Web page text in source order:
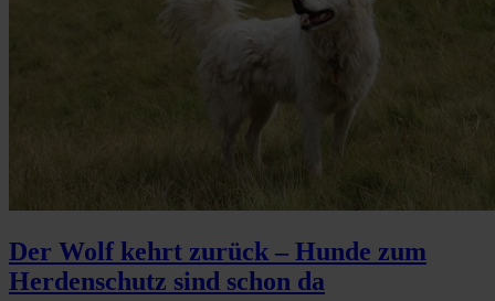
Der Wolf kehrt zurück – Hunde zum
Herdenschutz sind schon da